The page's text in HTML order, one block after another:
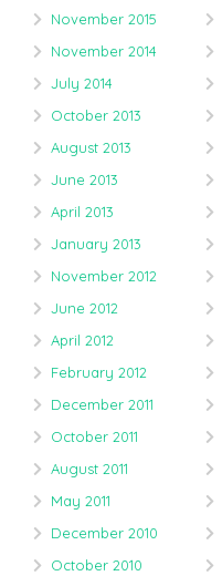
November 2015
November 2014
July 2014
October 2013
August 2013
June 2013
April 2013
January 2013
November 2012
June 2012
April 2012
February 2012
December 2011
October 2011
August 2011
May 2011
December 2010
October 2010